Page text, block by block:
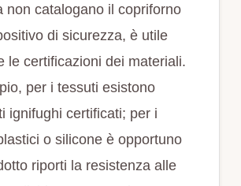
non catalogano il copriforno
di sicurezza, è utile
le certificazioni dei materiali.
per i tessuti esistono
ignifughi certificati; per i
o silicone è opportuno
riporti la resistenza alle